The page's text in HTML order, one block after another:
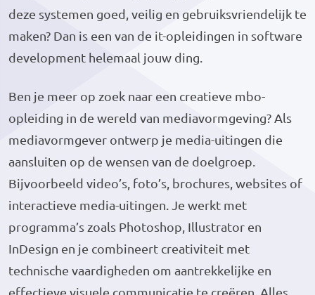
deze systemen goed, veilig en gebruiksvriendelijk te
maken? Dan is een van de it-opleidingen in software
development helemaal jouw ding.
Ben je meer op zoek naar een creatieve mbo-
opleiding in de wereld van mediavormgeving? Als
mediavormgever ontwerp je media-uitingen die
aansluiten op de wensen van de doelgroep.
Bijvoorbeeld video’s, foto’s, brochures, websites of
interactieve media-uitingen. Je werkt met
programma’s zoals Photoshop, Illustrator en
InDesign en je combineert creativiteit met
technische vaardigheden om aantrekkelijke en
effectieve visuele communicatie te creëren. Alles